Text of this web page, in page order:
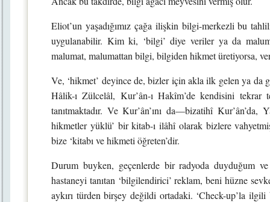
Eliot’un yaşadığımız çağa ilişkin bilgi-merkezli bu
uygulanabilir. Kim ki, ‘bilgi’ diye veriler ya da
malumat, malumattan bilgi, bilgiden hikmet üretiyorsa,
Ve, ‘hikmet’ deyince de, bizler için akla ilk gelen ya da
Hâlik-ı Zülcelâl, Kur’ân-ı Hakîm’de kendisini
tanıtmaktadır. Ve Kur’ân’ını da—bizatihî
hikmetler yüklü’ bir kitab-ı ilâhî olarak bizlere
bize ‘kitabı ve hikmeti öğreten’dir.
Durum buyken, geçenlerde bir radyoda duyduğum
hastaneyi tanıtan ‘bilgilendirici’ reklam, beni hüzne
aykırı türden birşey değildi ortadaki. ‘Check-up’la